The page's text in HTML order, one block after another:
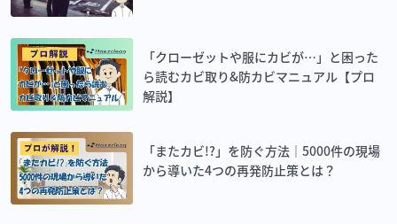
「クローゼットや服にカビが…」と困った
ら読むカビ取り&防カビマニュアル【プロ
解説】
「またカビ!?」を防ぐ方法｜5000件の現場
から導いた4つの再発防止策とは？